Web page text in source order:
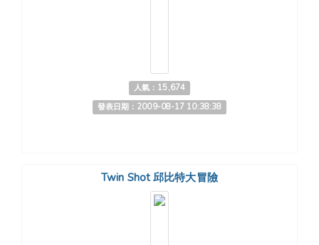
人氣：15,674
發表日期：2009-08-17 10:38:38
Twin Shot 邱比特大冒險